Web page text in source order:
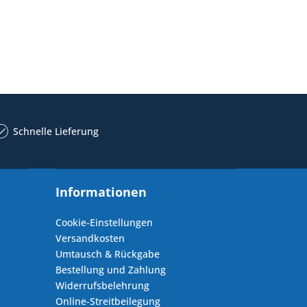
Schnelle Lieferung
Informationen
Cookie-Einstellungen
Versandkosten
Umtausch & Rückgabe
Bestellung und Zahlung
Widerrufsbelehrung
Online-Streitbeilegung